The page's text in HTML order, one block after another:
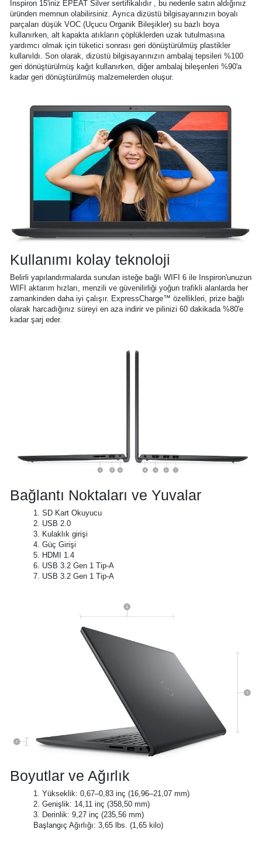
Inspiron 15'iniz EPEAT Silver sertifikalıdır , bu nedenle satın aldığınız
üründen memnun olabilirsiniz. Ayrıca dizüstü bilgisayarınızın boyalı
parçaları düşük VOC (Uçucu Organik Bileşikler) su bazlı boya
kullanırken, alt kapakta atıkların çöplüklerden uzak tutulmasına
yardımcı olmak için tüketici sonrası geri dönüştürülmüş plastikler
kullanıldı. Son olarak, dizüstü bilgisayarınızın ambalaj tepsileri %100
geri dönüştürülmüş kağıt kullanırken, diğer ambalaj bileşenleri %90'a
kadar geri dönüştürülmüş malzemelerden oluşur.
Kullanımı kolay teknoloji
Belirli yapılandırmalarda sunulan isteğe bağlı WIFI 6 ile Inspiron'unuzun
WIFI aktarım hızları, menzili ve güvenilirliği yoğun trafikli alanlarda her
zamankinden daha iyi çalışır. ExpressCharge™ özellikleri, prize bağlı
olarak harcadığınız süreyi en aza indirir ve pilinizi 60 dakikada %80'e
kadar şarj eder.
Bağlantı Noktaları ve Yuvalar
1. SD Kart Okuyucu
2. USB 2.0
3. Kulaklık girişi
4. Güç Girişi
5. HDMI 1.4
6. USB 3.2 Gen 1 Tip-A
7. USB 3.2 Gen 1 Tip-A
Boyutlar ve Ağırlık
1. Yükseklik: 0,67–0,83 inç (16,96–21,07 mm)
2. Genişlik: 14,11 inç (358,50 mm)
3. Derinlik: 9,27 inç (235,56 mm)
Başlangıç Ağırlığı: 3,65 lbs. (1,65 kilo)